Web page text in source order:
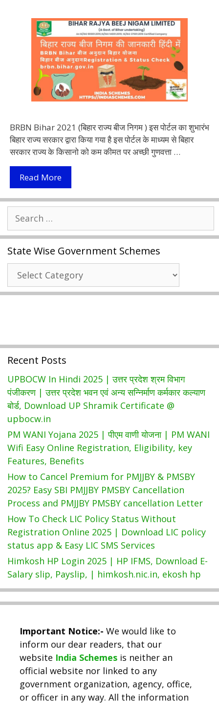
BRBN Bihar 2021 (बिहार राज्य बीज निगम ) इस पोर्टल का शुभारंभ
बिहार राज्य सरकार द्वारा किया गया है इस पोर्टल के माध्यम से बिहार
सरकार राज्य के किसानो को कम कीमत पर अच्छी गुणवत्ता …
Read MoreBRBN
बिहार
बीज
|
Bihar
Demand
|
BIHAR
RAJYA
आवेदन
प्रक्रिया
for:
State Wise Government Schemes
State
Wise
Government
Recent Posts
UPBOCW In Hindi 2025 | उत्तर प्रदेश श्रम विभाग
पंजीकरण | उत्तर प्रदेश भवन एवं अन्य सन्निर्माण कर्मकार कल्याण
बोर्ड, Download UP Shramik Certificate @
upbocw.in
PM WANI Yojana 2025 | पीएम वाणी योजना | PM WANI
Wifi Easy Online Registration, Eligibility, key
Features, Benefits
How to Cancel Premium for PMJJBY & PMSBY
2025? Easy SBI PMJJBY PMSBY Cancellation
Process and PMJJBY PMSBY cancellation Letter
How To Check LIC Policy Status Without
Registration Online 2025 | Download LIC policy
status app & Easy LIC SMS Services
Himkosh HP Login 2025 | HP IFMS, Download E-
Salary slip, Payslip, | himkosh.nic.in, ekosh hp
Important Notice:- We would like to
inform our dear readers, that our
website India Schemes is neither an
official website nor linked to any
government organization, agency, office,
or officer in any way. All the information